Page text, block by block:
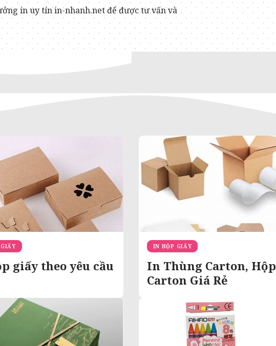
in uy tín in-nhanh.net để được tư vấn và
giấy theo yêu cầu
IN HỘP GIẤY
In Thùng Carton, Hộp
Carton Giá Rẻ